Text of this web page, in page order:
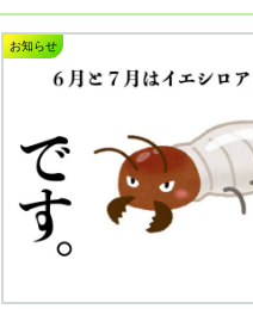
お知らせ